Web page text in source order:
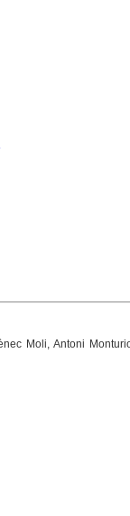
Moli, Antoni